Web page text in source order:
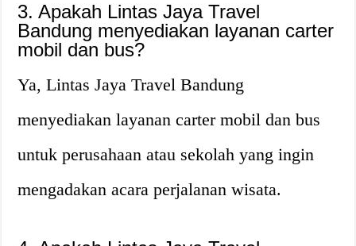
3. Apakah Lintas Jaya Travel
Bandung menyediakan layanan carter
mobil dan bus?
Ya, Lintas Jaya Travel Bandung
menyediakan layanan carter mobil dan bus
untuk perusahaan atau sekolah yang ingin
mengadakan acara perjalanan wisata.